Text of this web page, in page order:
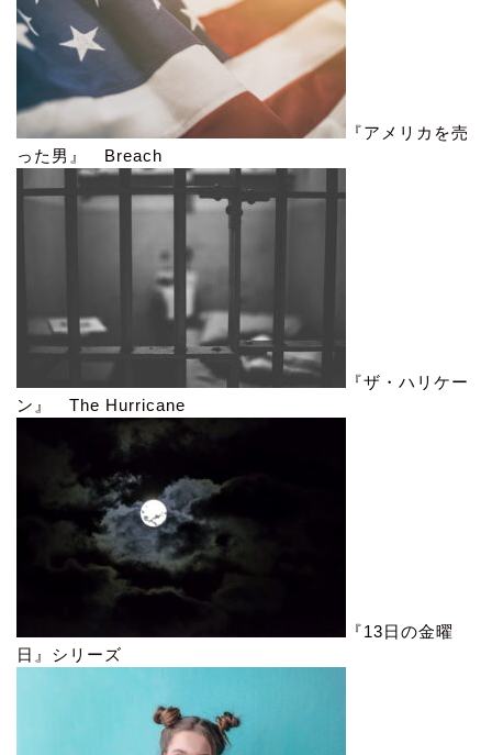
『アメリカを売
った男』 Breach
『ザ・ハリケー
ン』 The Hurricane
『13日の金曜
日』シリーズ